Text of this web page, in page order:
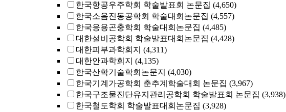
한국항공우주학회 학술발표회 논문집 (4,650)
한국소음진동공학회 학술대회논문집 (4,557)
한국응용곤충학회 학술대회논문집 (4,485)
대한설비공학회 학술발표대회논문집 (4,428)
대한피부과학회지 (4,311)
대한안과학회지 (4,135)
한국산학기술학회논문지 (4,030)
한국기계가공학회 춘추계학술대회 논문집 (3,967)
한국구조물진단유지관리공학회 학술발표회 논문집 (3,938)
한국철도학회 학술발표대회논문집 (3,928)